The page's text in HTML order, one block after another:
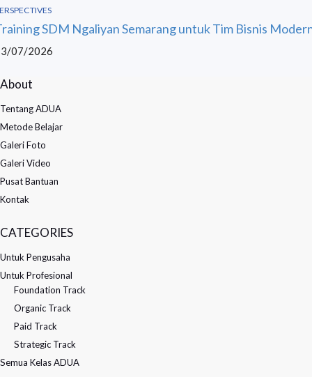
SDM Ngaliyan Semarang untuk Tim Bisnis
07/2026
About
Tentang ADUA
Metode Belajar
Galeri Foto
Galeri Video
Pusat Bantuan
Kontak
CATEGORIES
Untuk Pengusaha
Untuk Profesional
Foundation Track
Organic Track
Paid Track
Strategic Track
Semua Kelas ADUA